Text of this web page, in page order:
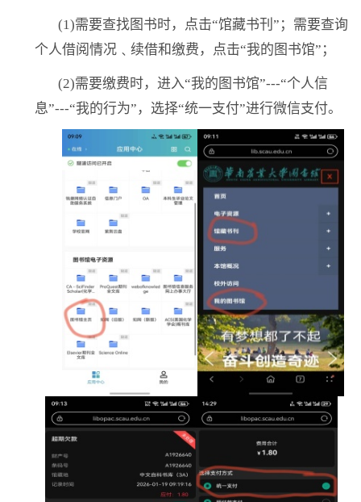
(1)需要查找图书时，
点击“馆藏书刊”；需要查询
个人借阅情况﹑续借和缴费 ， 点击“我的图书馆”；
(2)需要缴费时，进入“我的图书馆”---“个人信
息”---“我的行为”，选择“统一支付”进行微信支付。